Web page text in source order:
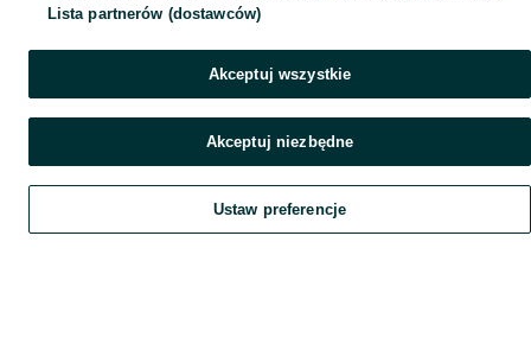
Szukaj Obserwujesz Dodaj Czat Konto
Lista partnerów (dostawców)
Akceptuj wszystkie
Akceptuj niezbędne
Ustaw preferencje